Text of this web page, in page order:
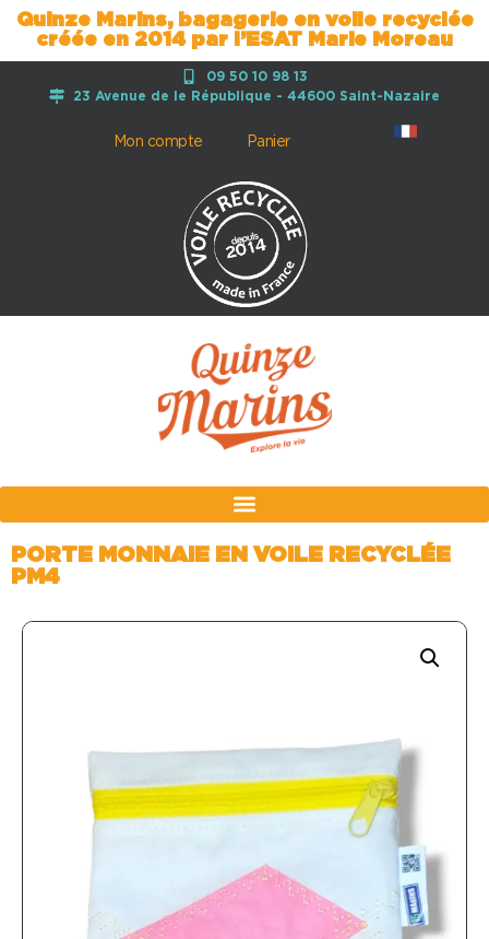
Quinze Marins, bagagerie en voile recyclée
créée en 2014 par l’ESAT Marie Moreau
09 50 10 98 13
23 Avenue de le République - 44600 Saint-Nazaire
Mon compte Panier
PORTE MONNAIE EN VOILE RECYCLÉE
PM4